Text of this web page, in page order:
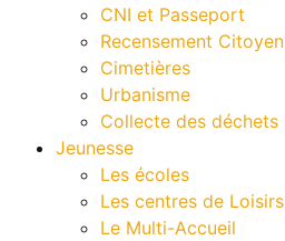
CNI et Passeport
Recensement Citoyen
Cimetières
Urbanisme
Collecte des déchets
Jeunesse
Les écoles
Les centres de Loisirs
Le Multi-Accueil